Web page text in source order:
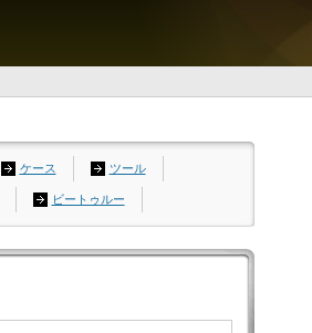
ケース ツール
ビートゥルー